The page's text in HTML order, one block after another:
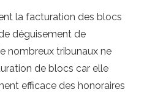
la facturation des blocs
déguisement de
nombreux tribunaux ne
de blocs car elle
efficace des honoraires